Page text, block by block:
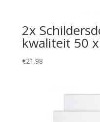
2x
kwaliteit 50
€21.98